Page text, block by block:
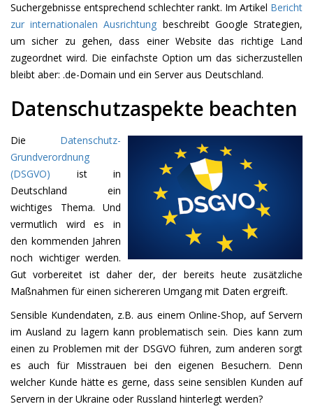
Suchergebnisse entsprechend schlechter rankt. Im Artikel Bericht
zur internationalen Ausrichtung beschreibt Google Strategien,
um sicher zu gehen, dass einer Website das richtige Land
zugeordnet wird. Die einfachste Option um das sicherzustellen
bleibt aber: .de-Domain und ein Server aus Deutschland.
Datenschutzaspekte beachten
Die Datenschutz-
Grundverordnung
(DSGVO) ist in
Deutschland ein
wichtiges Thema. Und
vermutlich wird es in
den kommenden Jahren
noch wichtiger werden.
Gut vorbereitet ist daher der, der bereits heute zusätzliche
Maßnahmen für einen sichereren Umgang mit Daten ergreift.
Sensible Kundendaten, z.B. aus einem Online-Shop, auf Servern
im Ausland zu lagern kann problematisch sein. Dies kann zum
einen zu Problemen mit der DSGVO führen, zum anderen sorgt
es auch für Misstrauen bei den eigenen Besuchern. Denn
welcher Kunde hätte es gerne, dass seine sensiblen Kunden auf
Servern in der Ukraine oder Russland hinterlegt werden?